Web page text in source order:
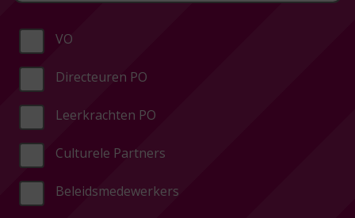
VO
Directeuren PO
Leerkrachten PO
Culturele Partners
Beleidsmedewerkers